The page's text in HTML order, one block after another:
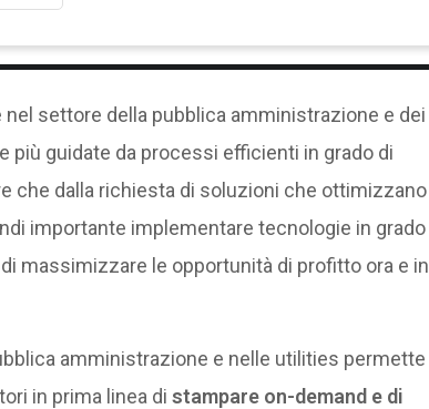
settore della pubblica amministrazione e dei
più guidate da processi efficienti in grado di
che dalla richiesta di soluzioni che ottimizzano
importante implementare tecnologie in grado
massimizzare le opportunità di profitto ora e in
amministrazione e nelle utilities permette
in prima linea di stampare on-demand e di